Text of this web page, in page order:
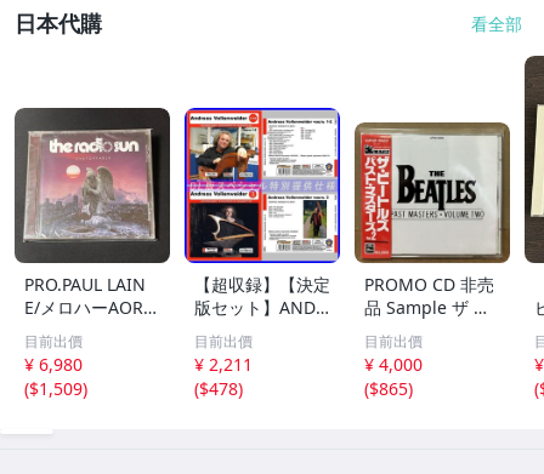
日本代購 看全部
PRO.PAUL LAIN
E/メロハーAOR◆
THE RADIO SUN/
UNSTOPPABLE
目前出價
¥ 6,980
($1,509)
【超収録】【決定
版セット】ANDR
EAS VOLLENWEI
DER CD1+2+3 厳
選プレミア音源集
MP3CD-DLVer 3
目前出價
¥ 2,211
($478)
PROMO CD 非売
品 Sample ザ ビ
ートルズ パスト
マスターズ VOL.2
CP32-5602 THE
BEATLES / PAST
目前出價
¥ 4,000
($865)
(